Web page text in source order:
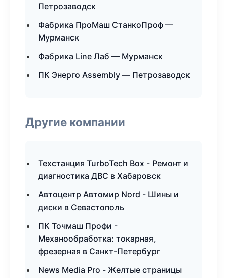
Петрозаводск
Фабрика ПроМаш СтанкоПроф —
Мурманск
Фабрика Line Лаб — Мурманск
ПК Энерго Assembly — Петрозаводск
Другие компании
Техстанция TurboTech Box - Ремонт и
диагностика ДВС в Хабаровск
Автоцентр Автомир Nord - Шины и
диски в Севастополь
ПК Точмаш Профи -
Механообработка: токарная,
фрезерная в Санкт-Петербург
News Media Pro - Желтые страницы